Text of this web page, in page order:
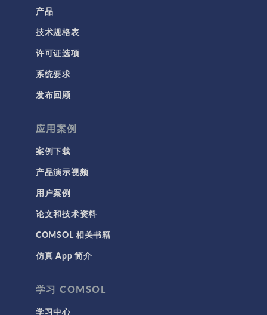
产品
技术规格表
许可证选项
系统要求
发布回顾
应用案例
案例下载
产品演示视频
用户案例
论文和技术资料
COMSOL 相关书籍
仿真 App 简介
学习 COMSOL
学习中心